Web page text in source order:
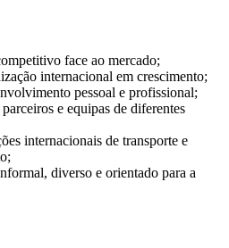
face ao mercado;
internacional em crescimento;
pessoal e profissional;
e equipas de diferentes
internacionais de transporte e
diverso e orientado para a